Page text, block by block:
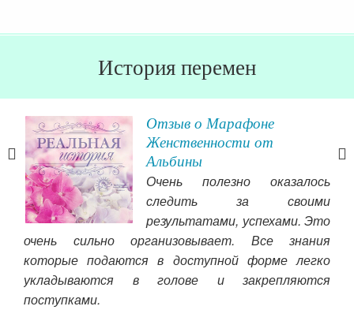
История перемен
Отзыв о Марафоне
Женственности от
Альбины
Очень полезно оказалось
следить за своими
результатами, успехами. Это
очень сильно организовывает. Все знания
которые подаются в доступной форме легко
укладываются в голове и закрепляются
поступками.